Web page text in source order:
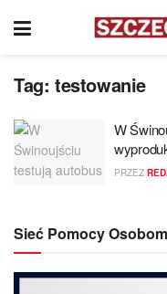
Tag: testowanie
W
PRZEZ
Sieć Pomocy